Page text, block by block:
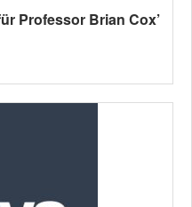
Professor Brian Cox’